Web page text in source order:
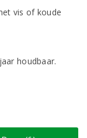
vis of koude
houdbaar.